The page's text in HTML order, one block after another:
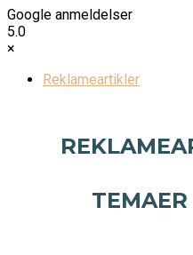
Google anmeldelser
5.0
×
Reklameartikler
TEMAER